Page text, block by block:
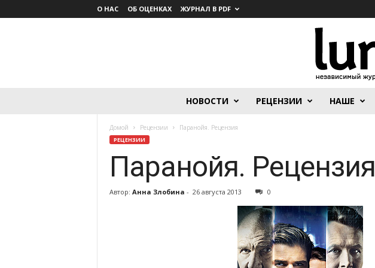
О НАС ОБ ОЦЕНКАХ ЖУРНАЛ В PDF
НОВОСТИ РЕЦЕНЗИИ НАШЕ
Домой Рецензии Паранойя. Рецензия
РЕЦЕНЗИИ
Паранойя. Рецензия
Автор: Анна Злобина - 26 августа 2013 0